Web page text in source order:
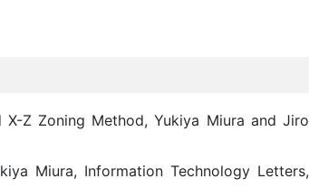
Z Zoning Method, Yukiya Miura and Jiro
Miura, Information Technology Letters,